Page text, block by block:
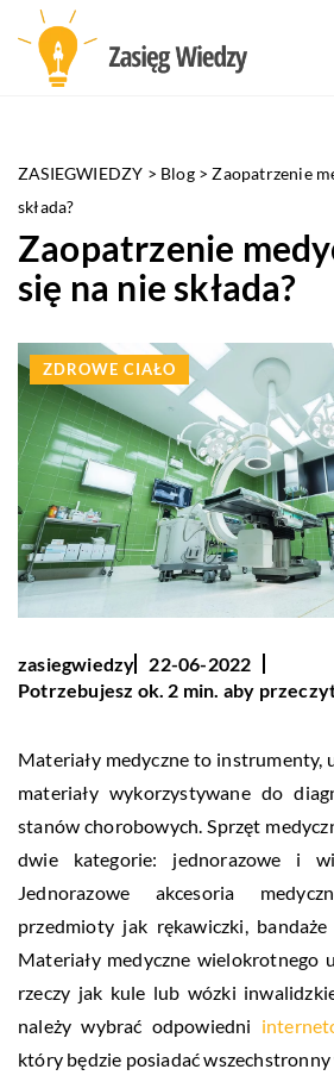
ZASIEGWIEDZY > Blog>Zaopatrzenie
składa?
Zaopatrzenie
się na nie składa?
ZDROWE CIAŁO
zasiegwiedzy
22-06-2022
Potrzebujesz ok. 2 min. aby
Materiały medyczne to instrumenty,
materiały wykorzystywane do
stanów chorobowych. Sprzęt
dwie kategorie: jednorazowe i
Jednorazowe akcesoria
przedmioty jak rękawiczki,
Materiały medyczne wielokrotnego
rzeczy jak kule lub wózki
należy wybrać odpowiedni
który będzie posiadać